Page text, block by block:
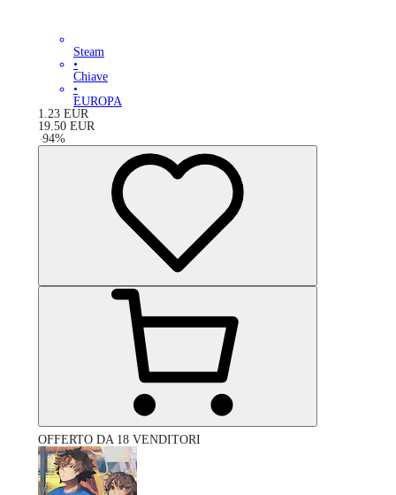
Steam
•
Chiave
•
EUROPA
1.23 EUR
19.50 EUR
-94%
OFFERTO DA 18 VENDITORI